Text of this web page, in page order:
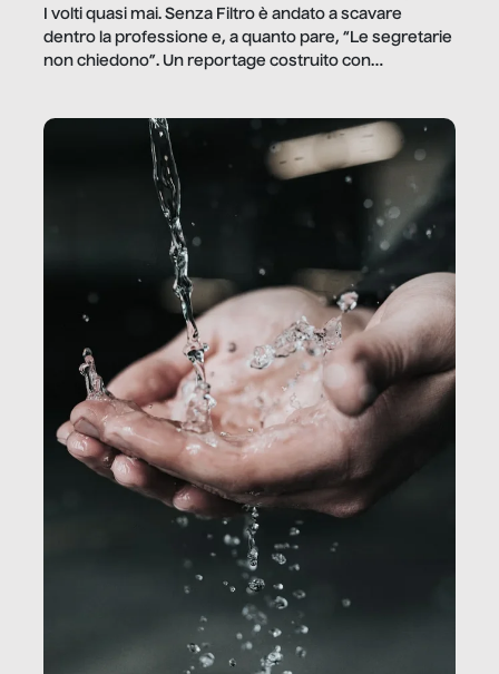
I volti quasi mai. Senza Filtro è andato a scavare
dentro la professione e, a quanto pare, “Le segretarie
non chiedono”. Un reportage costruito con